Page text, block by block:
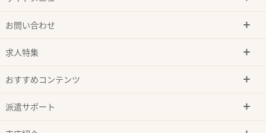
お問い合わせ
求人特集
おすすめコンテンツ
派遣サポート